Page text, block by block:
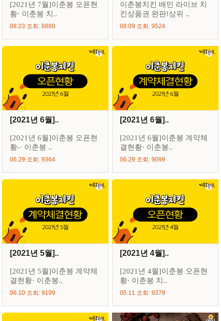
[2021년 7월]이춘봉 오픈현
황· 이춘봉 치..
08.23 조회: 8880
이춘봉치킨 배민 라이브 치
킨상품권 완판!상위 ..
08.09 조회: 9524
[2021년 6월]..
[2021년 6월]이춘봉 오픈현
황-· 이춘봉 ..
06.29 조회: 9364
[2021년 6월]..
[2021년 6월]이춘봉 계약체
결현황· 이춘봉..
06.29 조회: 9099
[2021년 5월]..
[2021년 5월]이춘봉 계약체
결현황· 이춘봉..
06.10 조회: 9199
[2021년 4월]..
[2021년 4월]이춘봉 오픈현
황· 이춘봉 치..
05.11 조회: 9379